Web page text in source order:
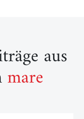
aus
mare